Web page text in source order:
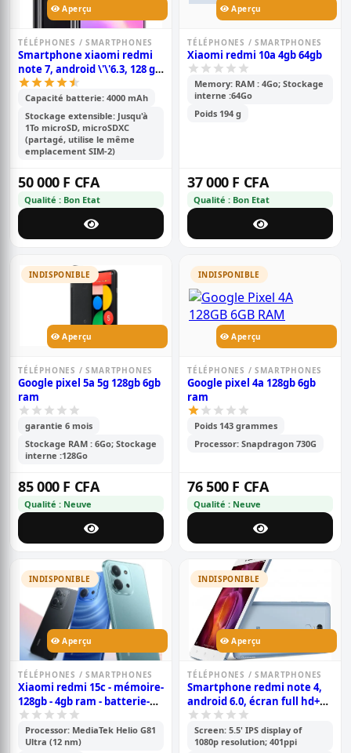
Aperçu
TÉLÉPHONES / SMARTPHONES
Smartphone xiaomi redmi
note 7, android \'\'6.3, 128 go
rom, 6 go ram, double
capteur photo 48+5 mp,
batterie de 4000mah;
snapdragon 630
Capacité batterie: 4000 mAh
Stockage extensible: Jusqu'à
1To microSD, microSDXC
(partagé, utilise le même
emplacement SIM-2)
50 000 F CFA
Qualité : Bon Etat
Aperçu
TÉLÉPHONES / SMARTPHONES
Xiaomi redmi 10a 4gb 64gb
Memory: RAM : 4Go; Stockage
interne :64Go
Poids 194 g
37 000 F CFA
Qualité : Bon Etat
INDISPONIBLE
Aperçu
TÉLÉPHONES / SMARTPHONES
Google pixel 5a 5g 128gb 6gb
ram
garantie 6 mois
Stockage RAM : 6Go; Stockage
interne :128Go
85 000 F CFA
Qualité : Neuve
INDISPONIBLE
Aperçu
TÉLÉPHONES / SMARTPHONES
Google pixel 4a 128gb 6gb
ram
Poids 143 grammes
Processor: Snapdragon 730G
76 500 F CFA
Qualité : Neuve
INDISPONIBLE
Aperçu
TÉLÉPHONES / SMARTPHONES
Xiaomi redmi 15c - mémoire-
128gb - 4gb ram - batterie-
6000mah - 2sim - caméra-
50+2mp - 6.9 pouces -
garantie 6 mois
Processor: MediaTek Helio G81
Ultra (12 nm)
INDISPONIBLE
Aperçu
TÉLÉPHONES / SMARTPHONES
Smartphone redmi note 4,
android 6.0, écran full hd+
de 5,5 pouces, 64 go rom, 4go
ram, caméra 13 mp+5 mp,
batterie de 4100 mah
Screen: 5.5' IPS display of
1080p resolution; 401ppi